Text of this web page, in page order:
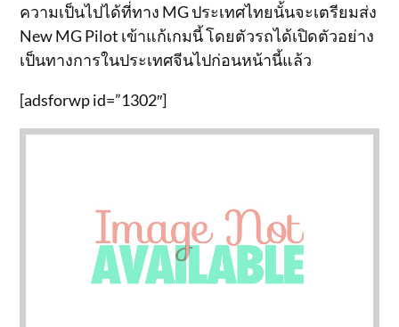
ความเป็นไปได้ที่ทาง MG ประเทศไทยนั้นจะเตรียมส่ง
New MG Pilot เข้าแก้เกมนี้ โดยตัวรถได้เปิดตัวอย่าง
เป็นทางการในประเทศจีนไปก่อนหน้านี้แล้ว
[adsforwp id=”1302″]